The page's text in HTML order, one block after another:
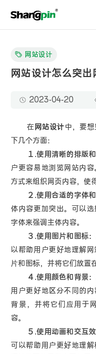
网站设计
网站设计怎么突出
2023-04-20
在 网站设计中，要
下几个方面：
１.使用清晰的排版和
户更容易地浏览网站内
方式来组织网页内容，使
２.使用合适的字体和
体内容更加突出。可以
字体来强调主体内容。
３.使用图片和图标：
以帮助用户更好地理解
片和图标，并将它们放置
４.使用颜色和背景：
用户更好地区分不同的
背景，并将它们应用于
容。
５.使用动画和交互效
可以帮助用户更好地理